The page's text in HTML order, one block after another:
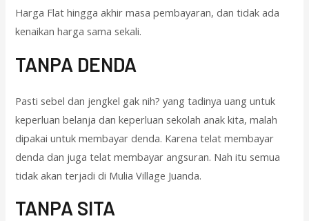
Harga Flat hingga akhir masa pembayaran, dan tidak ada
kenaikan harga sama sekali.
TANPA DENDA
Pasti sebel dan jengkel gak nih? yang tadinya uang untuk
keperluan belanja dan keperluan sekolah anak kita, malah
dipakai untuk membayar denda. Karena telat membayar
denda dan juga telat membayar angsuran. Nah itu semua
tidak akan terjadi di Mulia Village Juanda.
TANPA SITA